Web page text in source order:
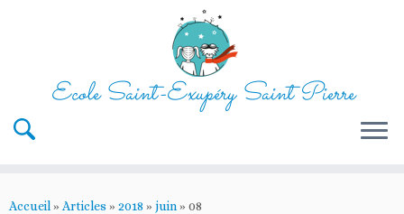
au
Ecole Saint-Exupéry Saint Pierre
Accueil » Articles » 2018 » juin» 08